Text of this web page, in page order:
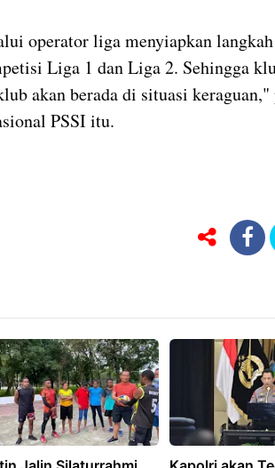
operator liga menyiapkan
Liga 1 dan Liga 2. Sehingga
akan berada di situasi keraguan,"
PSSI itu.